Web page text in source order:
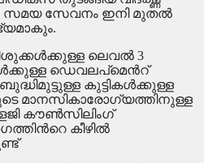
സമയ സേവനം ഇനി മുതല്‍
ലെവല്‍ 3
ഡെവലപ്മെന്‍റ്
ബുദ്ധിമുട്ടുള്ള കുട്ടികള്‍ക്കുള്ള
മാനസികാരോഗ്യത്തിനുള്ള
കൗണ്‍സിലിംഗ്
കീഴില്‍